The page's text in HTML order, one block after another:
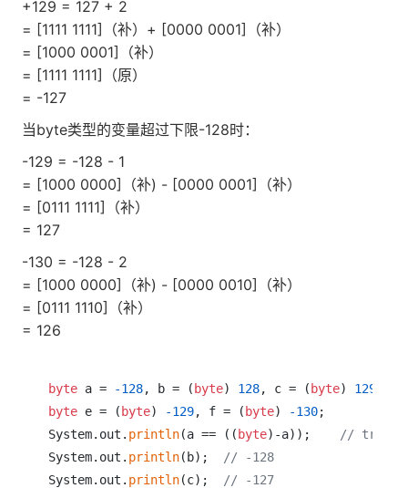
+129 = 127 + 2
= [1111 1111]（补）+ [0000 0001]（补）
= [1000 0001]（补）
= [1111 1111]（原）
= -127
当byte类型的变量超过下限-128时：
-129 = -128 - 1
= [1000 0000]（补) - [0000 0001]（补）
= [0111 1111]（补）
= 127
-130 = -128 - 2
= [1000 0000]（补) - [0000 0010]（补）
= [0111 1110]（补）
= 126
byte a = -128, b = ( byte) 128, c = ( byte) 129
byte e = ( byte) -129, f = ( byte) -130;
System.out. println(a == (( byte)-a));
// true
System.out. println(b);
// -128
System.out. println(c);
// -127